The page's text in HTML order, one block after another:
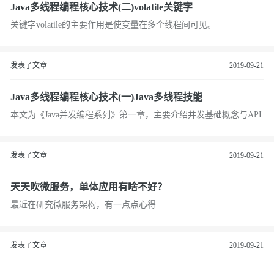
Java多线程编程核心技术(二)volatile关键字
关键字volatile的主要作用是使变量在多个线程间可见。
发表了文章 2019-09-21
Java多线程编程核心技术(一)Java多线程技能
本文为《Java并发编程系列》第一章，主要介绍并发基础概念与API
发表了文章 2019-09-21
天天吹微服务，单体应用有啥不好？
最近在研究微服务架构，有一点点心得
发表了文章 2019-09-21